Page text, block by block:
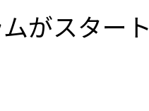
がスタート